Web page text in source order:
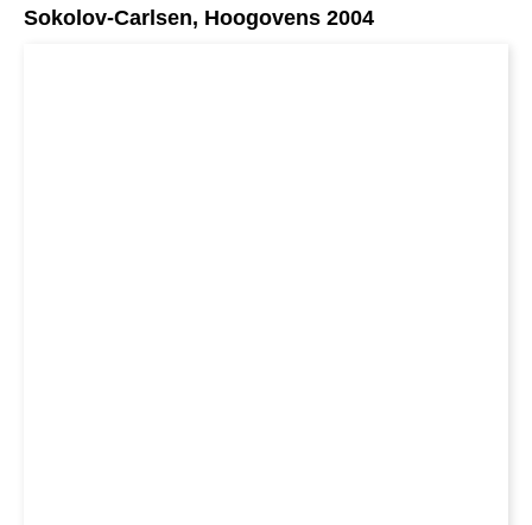
Sokolov-Carlsen, Hoogovens 2004